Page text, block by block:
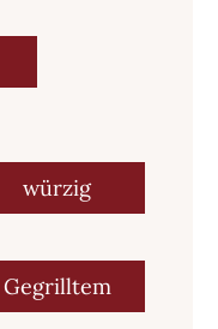
würzig
Gegrilltem